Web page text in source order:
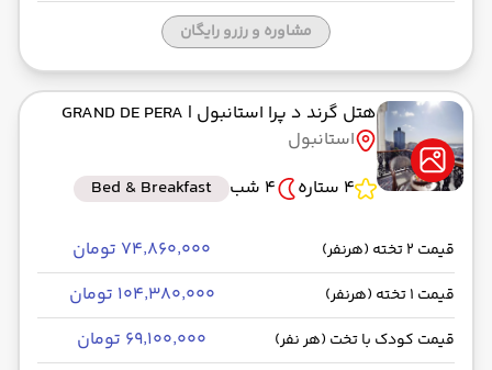
مشاوره و رزرو رایگان
هتل گرند د پرا استانبول | GRAND DE PERA
استانبول
4 ستاره
4 شب Bed & Breakfast
قیمت 2 تخته (هرنفر) ۷۴٬۸۶۰٬۰۰۰ تومان
قیمت 1 تخته (هرنفر) ۱۰۴٬۳۸۰٬۰۰۰ تومان
قیمت کودک با تخت (هر نفر) ۶۹٬۱۰۰٬۰۰۰ تومان